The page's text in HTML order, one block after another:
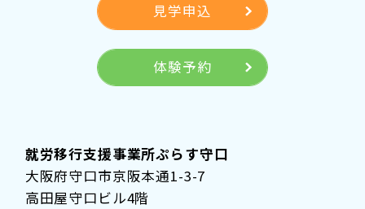
見学申込
体験予約
就労移行支援事業所ぷらす守口
大阪府守口市京阪本通1-3-7
高田屋守口ビル4階